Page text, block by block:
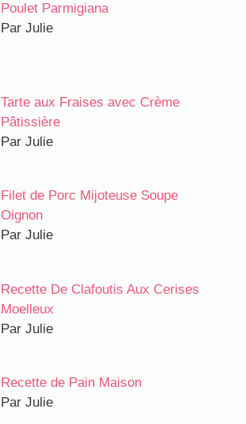
Poulet Parmigiana
Par Julie
Tarte aux Fraises avec Crème
Pâtissière
Par Julie
Filet de Porc Mijoteuse Soupe
Oignon
Par Julie
Recette De Clafoutis Aux Cerises
Moelleux​
Par Julie
Recette de Pain Maison
Par Julie